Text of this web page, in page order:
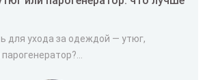
для ухода за одеждой — утюг,